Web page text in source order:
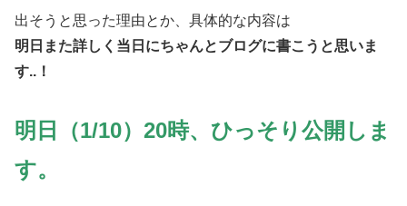
出そうと思った理由とか、具体的な内容は
明日また詳しく当日にちゃんとブログに書こうと思いま
す..！
明日（1/10）20時、ひっそり公開しま
す。